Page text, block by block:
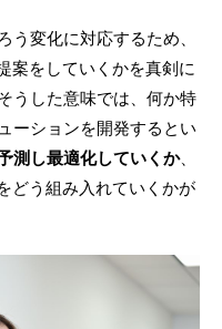
う変化に対応するため、
案をしていくかを真剣に
うした意味では、何か特
ーションを開発するとい
測し最適化していくか、
どう組み入れていくかが